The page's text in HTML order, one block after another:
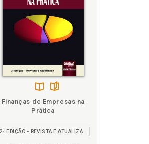
p. 95
p. 101
na
Finanças de Empresas na
Prática